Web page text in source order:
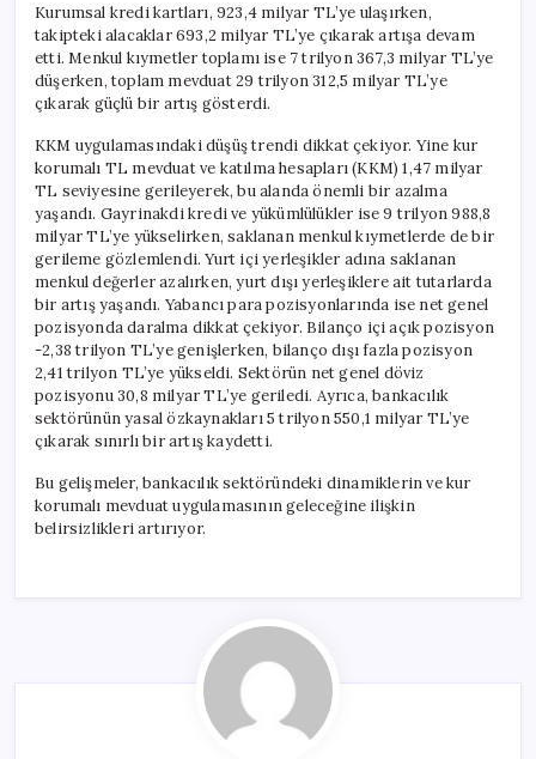
Kurumsal kredi kartları, 923,4 milyar TL’ye ulaşırken,
takipteki alacaklar 693,2 milyar TL’ye çıkarak artışa devam
etti. Menkul kıymetler toplamı ise 7 trilyon 367,3 milyar TL’ye
düşerken, toplam mevduat 29 trilyon 312,5 milyar TL’ye
çıkarak güçlü bir artış gösterdi.
KKM uygulamasındaki düşüş trendi dikkat çekiyor. Yine kur
korumalı TL mevduat ve katılma hesapları (KKM) 1,47 milyar
TL seviyesine gerileyerek, bu alanda önemli bir azalma
yaşandı. Gayrinakdi kredi ve yükümlülükler ise 9 trilyon 988,8
milyar TL’ye yükselirken, saklanan menkul kıymetlerde de bir
gerileme gözlemlendi. Yurt içi yerleşikler adına saklanan
menkul değerler azalırken, yurt dışı yerleşiklere ait tutarlarda
bir artış yaşandı. Yabancı para pozisyonlarında ise net genel
pozisyonda daralma dikkat çekiyor. Bilanço içi açık pozisyon
-2,38 trilyon TL’ye genişlerken, bilanço dışı fazla pozisyon
2,41 trilyon TL’ye yükseldi. Sektörün net genel döviz
pozisyonu 30,8 milyar TL’ye geriledi. Ayrıca, bankacılık
sektörünün yasal özkaynakları 5 trilyon 550,1 milyar TL’ye
çıkarak sınırlı bir artış kaydetti.
Bu gelişmeler, bankacılık sektöründeki dinamiklerin ve kur
korumalı mevduat uygulamasının geleceğine ilişkin
belirsizlikleri artırıyor.